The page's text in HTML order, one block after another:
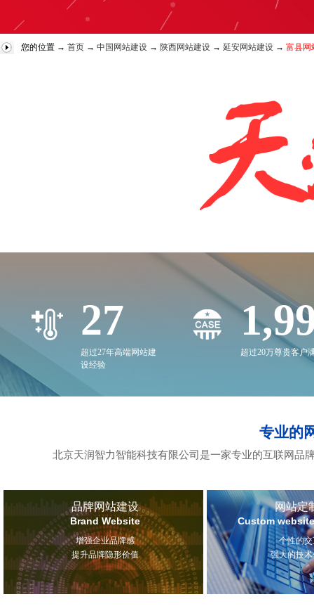
您的位置 → 首页 → 中国网站建设 → 陕西网站建设 → 延安网站建设 → 富县网
27
超过27年高端网站建
设经验
超过20万尊贵客户
专业的
北京天润智力智能科技有限公司是一家专业的互联网品
品牌网站建设
Brand Website
增强企业品牌感
提升品牌隐形价值
网站定
Custom
个性的
强大的技